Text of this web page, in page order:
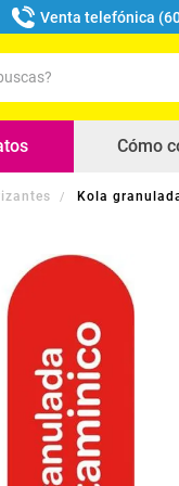
Venta telefónica
Cómo
Kola
buscados